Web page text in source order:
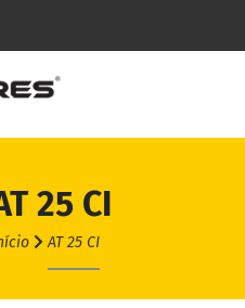
25 CI
AT 25 CI